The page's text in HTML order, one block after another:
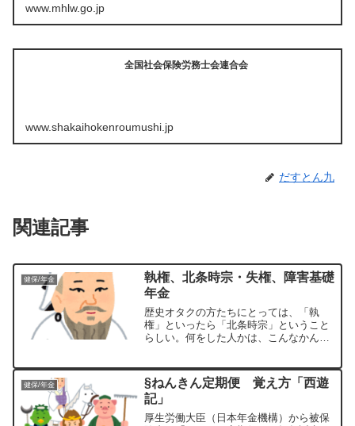
www.mhlw.go.jp
全国社会保険労務士会連合会
www.shakaihokenroumushi.jp
だすとん九
関連記事
健保/年金
執権、北条時宗・失権、障害基礎
年金
歴史オタクの方たちにとっては、「執
権」といったら「北条時宗」ということ
らしい。何をした人かは、こんなかんじ
画3分でイメージSony Playstation Jap...
健保/年金
§ねんきん定期便 覚え方「西遊
記」
厚生労働大臣（日本年金機構）から被保